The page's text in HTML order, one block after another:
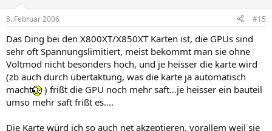
8. Februar 2006 #15
Das Ding bei den X800XT/X850XT Karten ist, die GPUs sind
sehr oft Spannungslimitiert, meist bekommt man sie ohne
Voltmod nicht besonders hoch, und je heisser die karte wird
(zb auch durch übertaktung, was die karte ja automatisch
macht
) frißt die GPU noch mehr saft...je heisser ein bauteil
umso mehr saft frißt es....
Die Karte würd ich so auch net akzeptieren, vorallem weil sie